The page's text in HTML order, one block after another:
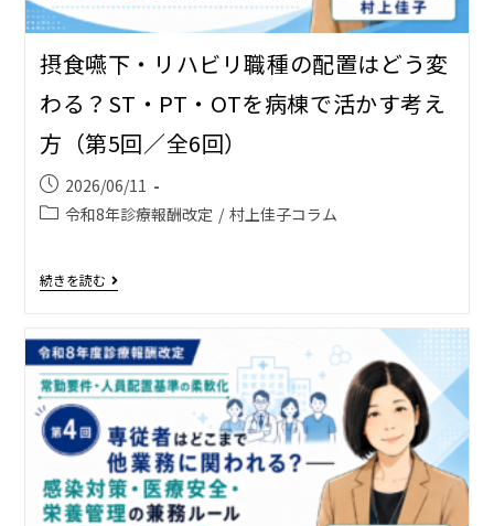
摂食嚥下・リハビリ職種の配置はどう変
わる？――ST・PT・OTを病棟で活かす考え
方（第5回／全6回）
2026/06/11
令和8年診療報酬改定 / 村上佳子コラム
続きを読む